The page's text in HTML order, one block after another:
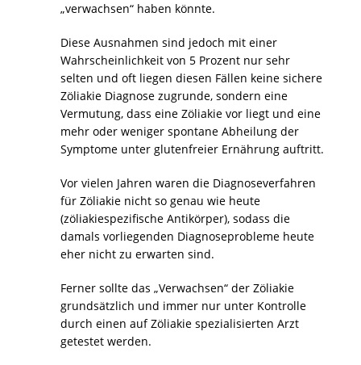
„verwachsen“ haben könnte.
Diese Ausnahmen sind jedoch mit einer
Wahrscheinlichkeit von 5 Prozent nur sehr
selten und oft liegen diesen Fällen keine sichere
Zöliakie Diagnose zugrunde, sondern eine
Vermutung, dass eine Zöliakie vor liegt und eine
mehr oder weniger spontane Abheilung der
Symptome unter glutenfreier Ernährung auftritt.
Vor vielen Jahren waren die Diagnoseverfahren
für Zöliakie nicht so genau wie heute
(zöliakiespezifische Antikörper), sodass die
damals vorliegenden Diagnoseprobleme heute
eher nicht zu erwarten sind.
Ferner sollte das „Verwachsen“ der Zöliakie
grundsätzlich und immer nur unter Kontrolle
durch einen auf Zöliakie spezialisierten Arzt
getestet werden.